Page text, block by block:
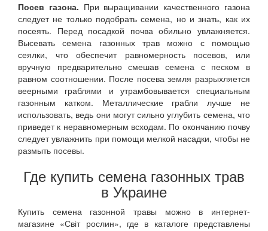
Посев газона. При выращивании качественного газона
следует не только подобрать семена, но и знать, как их
посеять. Перед посадкой почва обильно увлажняется.
Высевать семена газонных трав можно с помощью
сеялки, что обеспечит равномерность посевов, или
вручную предварительно смешав семена с песком в
равном соотношении. После посева земля разрыхляется
веерными граблями и утрамбовывается специальным
газонным катком. Металлические грабли лучше не
использовать, ведь они могут сильно углубить семена, что
приведет к неравномерным всходам. По окончанию почву
следует увлажнить при помощи мелкой насадки, чтобы не
размыть посевы.
Где купить семена газонных трав
в Украине
Купить семена газонной травы можно в интернет-
магазине «Світ рослин», где в каталоге представлены